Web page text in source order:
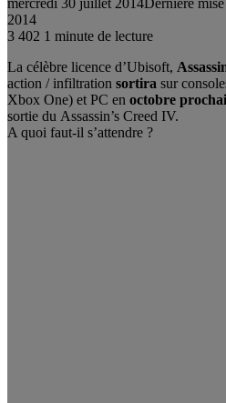
2014
3 402 1 minute de lecture
La célèbre licence d’Ubisoft,
action / infiltration sortira sur
Xbox One) et PC en octobre
sortie du Assassin’s Creed IV.
A quoi faut-il s’attendre ?